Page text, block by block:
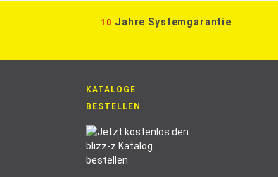
10 Jahre Systemgarantie
KATALOGE
BESTELLEN